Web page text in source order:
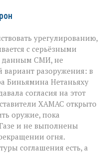
урегулированию,
с серьёзными
данным СМИ, не
разоружения: в
Биньямина Нетаньяху
согласия на этот
ХАМАС открыто
оружие, пока
и не выполнены
огня.
соглашения есть, а